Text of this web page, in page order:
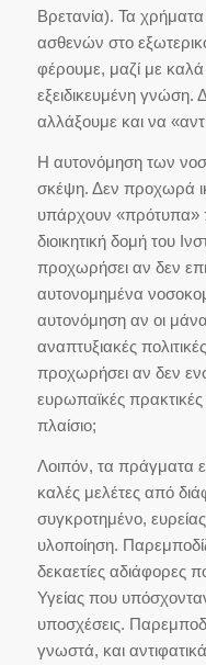
Βρετανία). Τα
ασθενών στο
φέρουμε, μαζί με καλά
εξειδικευμένη γνώση.
αλλάξουμε και να
Η αυτονόμηση των
σκέψη. Δεν προχωρά
υπάρχουν «πρότυπα»
διοικητική δομή του
προχωρήσει αν δεν
αυτονομημένα
αυτονόμηση αν οι
αναπτυξιακές
προχωρήσει αν δεν
ευρωπαϊκές
πλαίσιο;
Λοιπόν, τα πράγματα
καλές μελέτες από
συγκροτημένο,
υλοποίηση.
δεκαετίες αδιάφορες
Υγείας που
υποσχέσεις.
γνωστά, και